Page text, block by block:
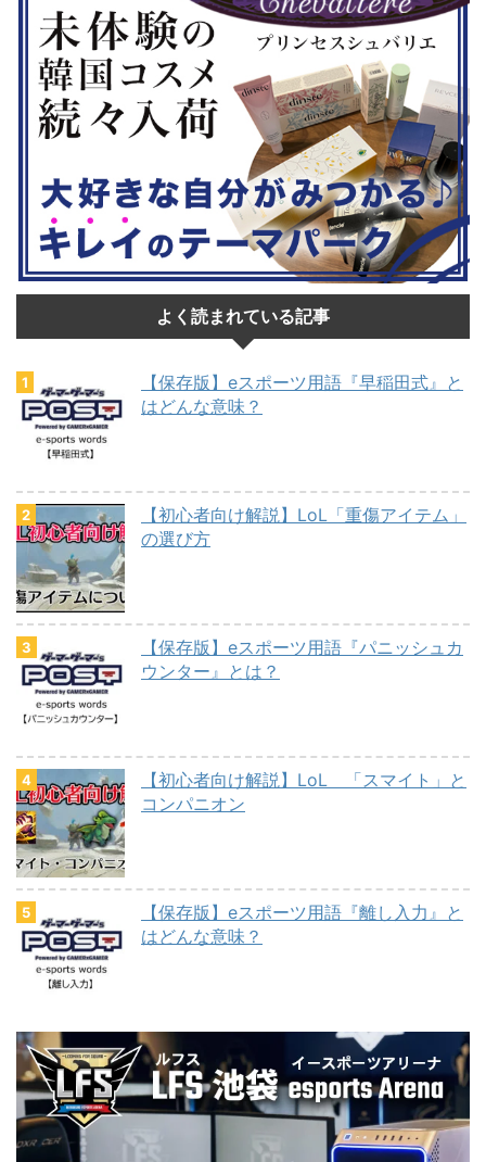
よく読まれている記事
【保存版】eスポーツ用語『早稲田式』と
はどんな意味？
【初心者向け解説】LoL「重傷アイテム」
の選び方
【保存版】eスポーツ用語『パニッシュカ
ウンター』とは？
【初心者向け解説】LoL 「スマイト」と
コンパニオン
【保存版】eスポーツ用語『離し入力』と
はどんな意味？